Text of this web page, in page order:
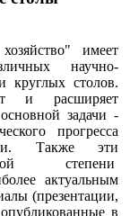
имеет
научно-
круглых столов.
и расширяет
задачи -
прогресса
Также эти
степени
актуальным
(презентации,
в